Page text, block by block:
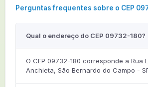
Perguntas frequentes sobre o CEP
Qual o endereço do CEP 09732-180?
O CEP 09732-180 corresponde a Rua
Anchieta, São Bernardo do Campo -